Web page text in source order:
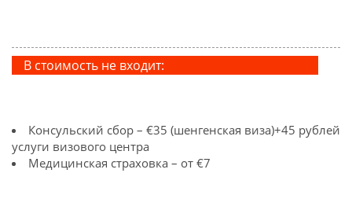
В стоимость не входит:
Консульский сбор – €35 (шенгенская виза)+45 рублей
услуги визового центра
Медицинская страховка – от €7